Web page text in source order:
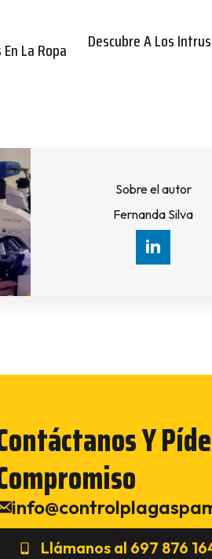
La Ropa Descubre A Los
Sobre el autor
Fernanda Silva
Y
Llámanos al 697 876